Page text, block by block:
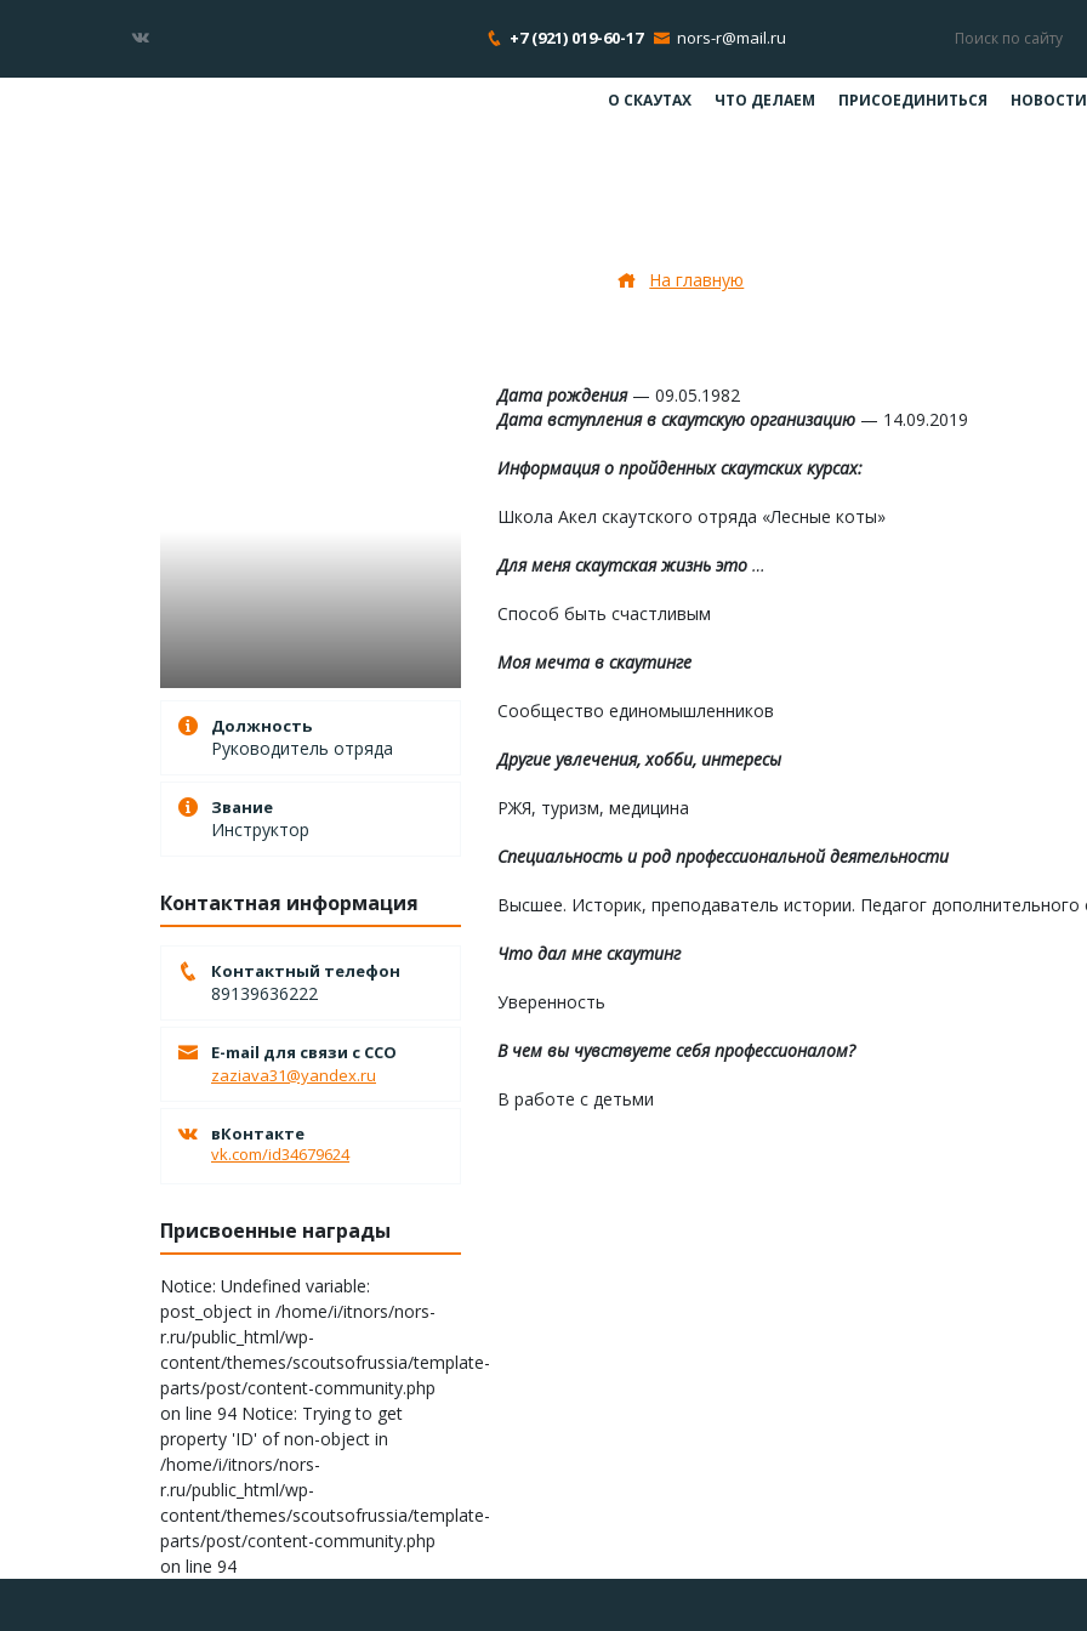
+7 (921) 019-60-17 nors-r@mail.ru
О СКАУТАХ ЧТО ДЕЛАЕМ ПРИСОЕДИНИТЬСЯ НОВОСТИ
На главную
Должность
Руководитель отряда
Звание
Инструктор
Контактная информация
Контактный телефон
89139636222
E-mail для связи с ССО
zaziava31@yandex.ru
вКонтакте
vk.com/id34679624
Присвоенные награды
Notice: Undefined variable:
post_object in /home/i/itnors/nors-
r.ru/public_html/wp-
content/themes/scoutsofrussia/template-
parts/post/content-community.php
on line 94 Notice: Trying to get
property 'ID' of non-object in
/home/i/itnors/nors-
r.ru/public_html/wp-
content/themes/scoutsofrussia/template-
parts/post/content-community.php
on line 94
Дата рождения — 09.05.1982
Дата вступления в скаутскую организацию — 14.09.2019
Информация о пройденных скаутских курсах:
Школа Акел скаутского отряда «Лесные коты»
Для меня скаутская жизнь это…
Способ быть счастливым
Моя мечта в скаутинге
Сообщество единомышленников
Другие увлечения, хобби, интересы
РЖЯ, туризм, медицина
Специальность и род профессиональной деятельности
Высшее. Историк, преподаватель истории. Педагог дополнительного
Что дал мне скаутинг
Уверенность
В чем вы чувствуете себя профессионалом?
В работе с детьми